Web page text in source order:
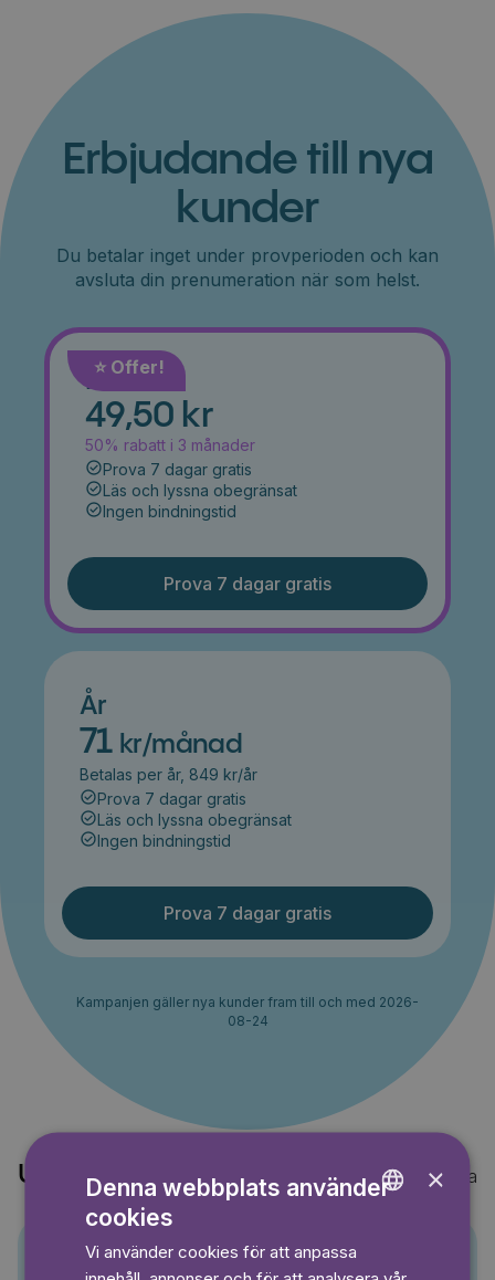
Erbjudande till nya
kunder
Du betalar inget under provperioden och kan
avsluta din prenumeration när som helst.
⭐️ Offer!
Månad
49,50 kr
50% rabatt i 3 månader
Prova 7 dagar gratis
Läs och lyssna obegränsat
Ingen bindningstid
Prova 7 dagar gratis
År
71 kr/månad
Betalas per år, 849 kr/år
Prova 7 dagar gratis
Läs och lyssna obegränsat
Ingen bindningstid
Prova 7 dagar gratis
Kampanjen gäller nya kunder fram till och med 2026-
08-24
Upptäck också Visa alla
×
Denna webbplats använder
cookies
Vi använder cookies för att anpassa